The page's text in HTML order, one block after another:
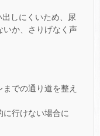
しにくいため、尿
いか、さりげなく声
での通り道を整え
に行けない場合に